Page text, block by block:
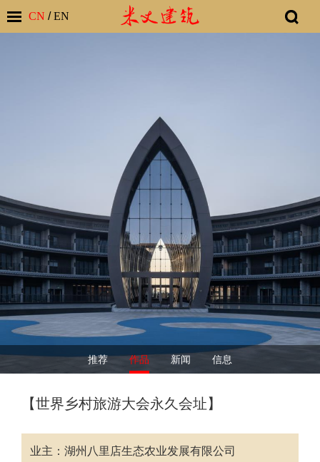
CN /EN
推荐 作品 新闻 信息
【世界乡村旅游大会永久会址】
业主：湖州八里店生态农业发展有限公司